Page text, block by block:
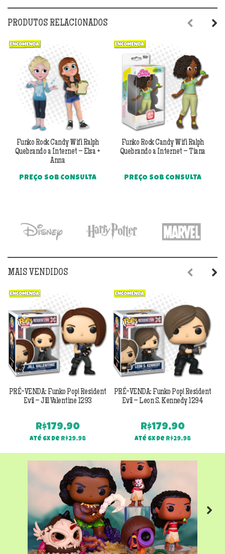
PRODUTOS RELACIONADOS
Funko Rock Candy Wifi Ralph
Quebrando a Internet – Elsa +
Anna
PREÇO SOB CONSULTA
Funko Rock Candy Wifi Ralph
Quebrando a Internet – Tiana
PREÇO SOB CONSULTA
MAIS VENDIDOS
PRÉ-VENDA: Funko Pop! Resident
Evil – Jill Valentine 1293
R$179,90
Até 6x de R$29,98
PRÉ-VENDA: Funko Pop! Resident
Evil – Leon S. Kennedy 1294
R$179,90
Até 6x de R$29,98
Next